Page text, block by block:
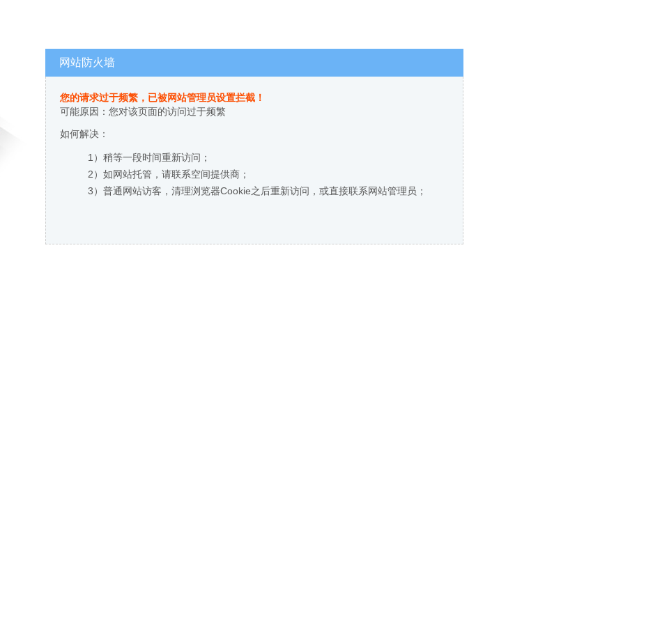
网站防火墙
您的请求过于频繁，已被网站管理员设置拦截！
可能原因：您对该页面的访问过于频繁
如何解决：
1）稍等一段时间重新访问；
2）如网站托管，请联系空间提供商；
3）普通网站访客，清理浏览器Cookie之后重新访问，或直接联系网站管理员；